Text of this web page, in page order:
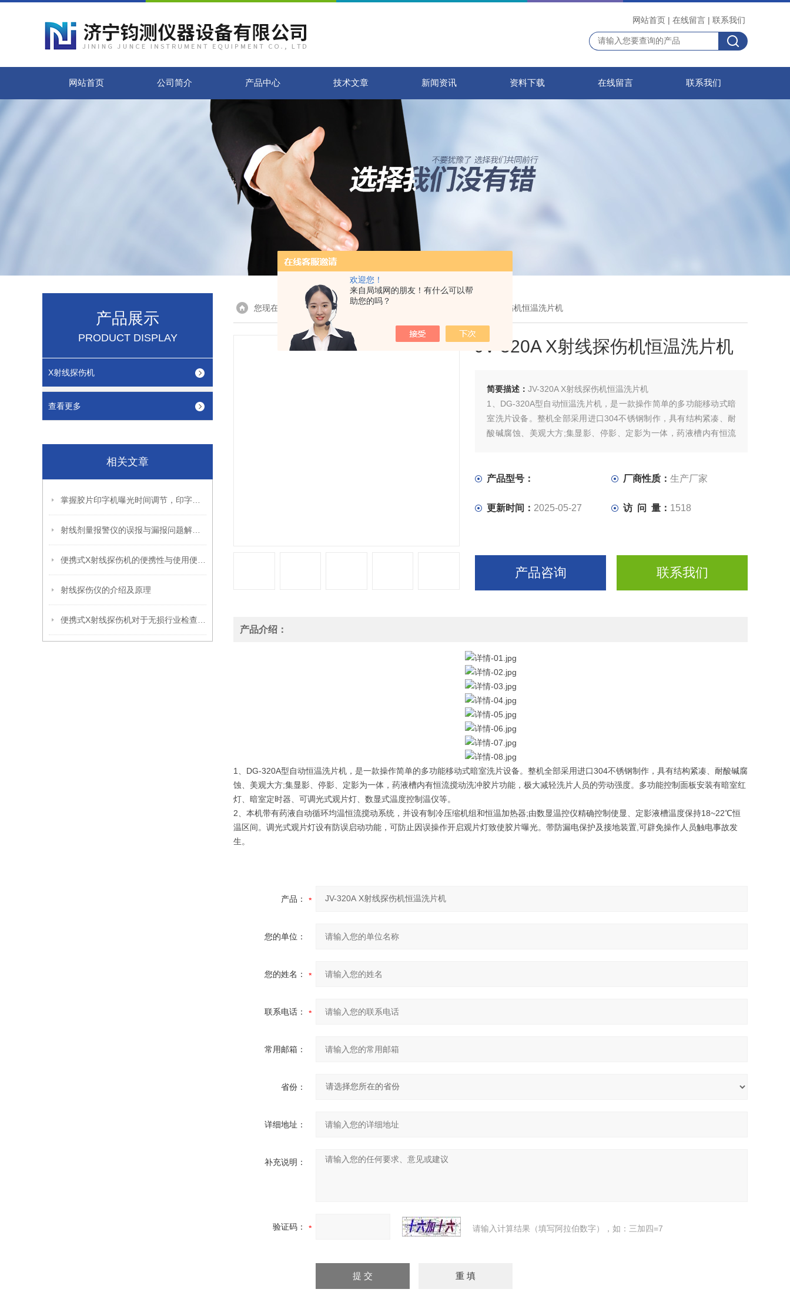
欢迎您！
来自局域网的朋友！有什么可以帮
助您的吗？
网站首页 | 在线留言 | 联系我们
网站首页 公司简介 产品中心 技术文章 新闻资讯 资料下载 在线留言 联系我们
产品展示
PRODUCT DISPLAY
X射线探伤机
查看更多
相关文章
射线探伤仪的介绍及原理
您现在的位置：首页> 产品展示 > > > JV-320A X射线探伤机恒温洗片机
JV-320A X射线探伤机恒温洗片机
简要描述：JV-320A X射线探伤机恒温洗片机
1、DG-320A型自动恒温洗片机，是一款操作简单的多功能移动式暗
室洗片设备。整机全部采用进口304不锈钢制作，具有结构紧凑、耐
酸碱腐蚀、美观大方;集显影、停影、定影为一体，药液槽内有恒流
仪等。
产品型号： 厂商性质：生产厂家
更新时间： 2025-05-27 访 问 量： 1518
产品咨询 联系我们
产品介绍：
1、DG-320A型自动恒温洗片机，是一款操作简单的多功能移动式暗室洗片设备。整机全部采用进口304不锈钢制作，具有结构紧凑、耐酸碱腐
蚀、美观大方;集显影、停影、定影为一体，药液槽内有恒流搅动洗冲胶片功能，极大减轻洗片人员的劳动强度。多功能控制面板安装有暗室红
灯、暗室定时器、可调光式观片灯、数显式温度控制温仪等。
2、本机带有药液自动循环均温恒流搅动系统，并设有制冷压缩机组和恒温加热器;由数显温控仪精确控制使显、定影液槽温度保持18~22℃恒
温区间。调光式观片灯设有防误启动功能，可防止因误操作开启观片灯致使胶片曝光。带防漏电保护及接地装置,可辟免操作人员触电事故发
生。
产品：
您的单位：
您的姓名：
联系电话：
常用邮箱：
省份：
详细地址：
补充说明：
验证码： 请输入计算结果（填写阿拉伯数字），如：三加四=7